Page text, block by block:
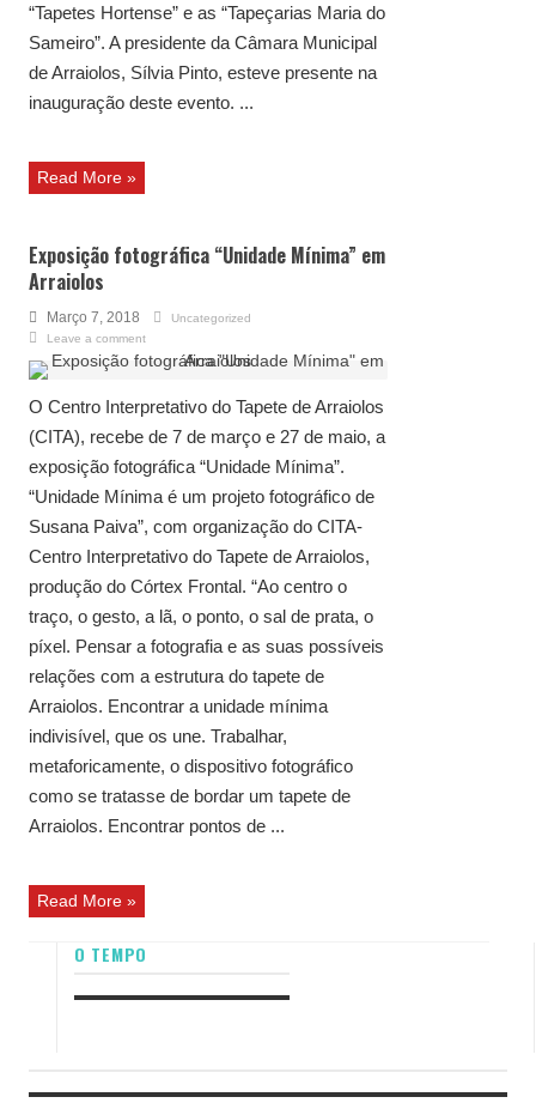
“Tapetes Hortense” e as “Tapeçarias Maria do
Sameiro”. A presidente da Câmara Municipal
de Arraiolos, Sílvia Pinto, esteve presente na
inauguração deste evento. ...
Read More »
Exposição fotográfica “Unidade Mínima” em
Arraiolos
Março 7, 2018
Uncategorized
Leave a comment
O Centro Interpretativo do Tapete de Arraiolos
(CITA), recebe de 7 de março e 27 de maio, a
exposição fotográfica “Unidade Mínima”.
“Unidade Mínima é um projeto fotográfico de
Susana Paiva”, com organização do CITA-
Centro Interpretativo do Tapete de Arraiolos,
produção do Córtex Frontal. “Ao centro o
traço, o gesto, a lã, o ponto, o sal de prata, o
píxel. Pensar a fotografia e as suas possíveis
relações com a estrutura do tapete de
Arraiolos. Encontrar a unidade mínima
indivisível, que os une. Trabalhar,
metaforicamente, o dispositivo fotográfico
como se tratasse de bordar um tapete de
Arraiolos. Encontrar pontos de ...
Read More »
O TEMPO